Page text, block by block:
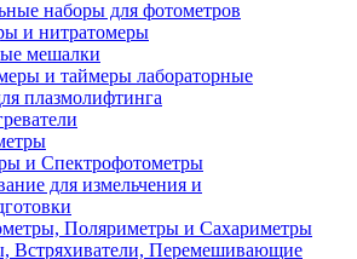
наборы для фотометров
и нитратомеры
мешалки
и таймеры лабораторные
плазмолифтинга
и Спектрофотометры
для измельчения и
Поляриметры и Сахариметры
Встряхиватели, Перемешивающие